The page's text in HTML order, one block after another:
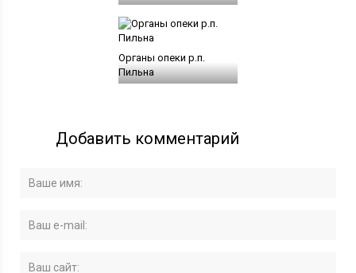
Органы опеки р.п.
Пильна
Добавить комментарий